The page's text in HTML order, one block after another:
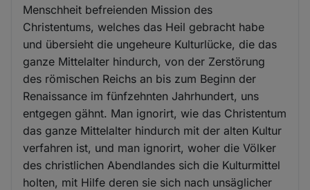
Menschheit befreienden Mission des
Christentums, welches das Heil gebracht habe
und übersieht die ungeheure Kulturlücke, die das
ganze Mittelalter hindurch, von der Zerstörung
des römischen Reichs an bis zum Beginn der
Renaissance im fünfzehnten Jahrhundert, uns
entgegen gähnt. Man ignorirt, wie das Christentum
das ganze Mittelalter hindurch mit der alten Kultur
verfahren ist, und man ignorirt, woher die Völker
des christlichen Abendlandes sich die Kulturmittel
holten, mit Hilfe deren sie sich nach unsäglicher